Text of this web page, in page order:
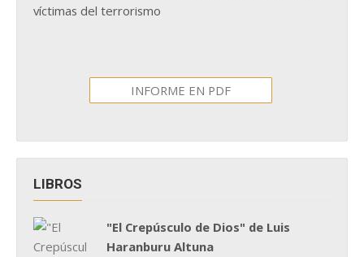
víctimas del terrorismo
INFORME EN PDF
LIBROS
"El Crepúsculo de Dios" de Luis
Haranburu Altuna